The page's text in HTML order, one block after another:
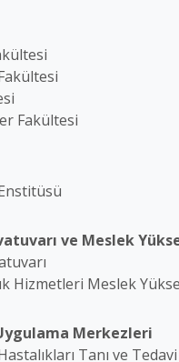
Fakültesi
ve Meslek
Hizmetleri Meslek
Merkezleri
Tanı ve